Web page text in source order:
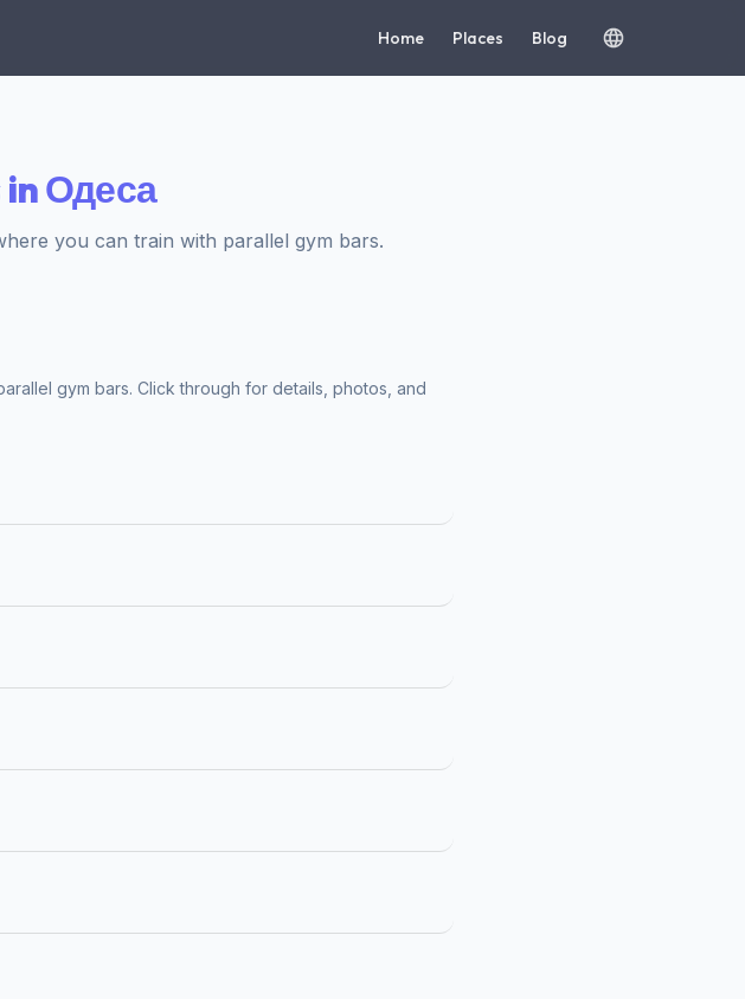
Home Places Blog
in Одеса
you can train with parallel gym bars.
gym bars. Click through for details, photos, and